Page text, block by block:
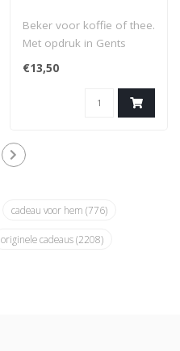
Beker voor koffie of thee.
Met opdruk in Gents
dialect: Ké Muilen (laten
we ku..
€13,50
cadeau voor hem (776)
originele cadeaus(2208)